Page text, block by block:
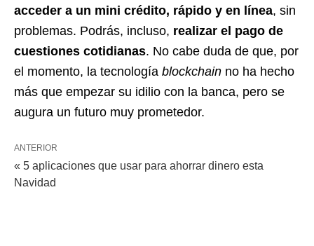
acceder a un mini crédito, rápido y en línea, sin
problemas. Podrás, incluso, realizar el pago de
cuestiones cotidianas. No cabe duda de que, por
el momento, la tecnología blockchain no ha hecho
más que empezar su idilio con la banca, pero se
augura un futuro muy prometedor.
ANTERIOR
« 5 aplicaciones que usar para ahorrar dinero esta
Navidad